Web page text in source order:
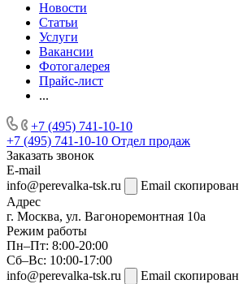
Новости
Статьи
Услуги
Вакансии
Фотогалерея
Прайс-лист
...
+7 (495) 741-10-10
+7 (495) 741-10-10 Отдел продаж
Заказать звонок
E-mail
info@perevalka-tsk.ru
Email скопирован
Адрес
г. Москва, ул. Вагоноремонтная 10а
Режим работы
Пн–Пт: 8:00-20:00
Сб–Вс: 10:00-17:00
info@perevalka-tsk.ru
Email скопирован